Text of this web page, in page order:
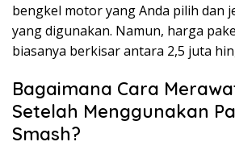
bengkel motor yang Anda pilih dan
yang digunakan. Namun, harga
biasanya berkisar antara 2,5 juta
Bagaimana Cara
Setelah Menggunakan
Smash?